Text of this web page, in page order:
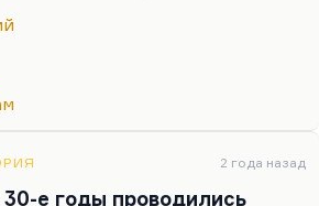
мобилизации человека,
не готового, совсем к ней не
Положил душу за други своя.
что недостаточно знаю, да и
2 года назад
е годы проводились